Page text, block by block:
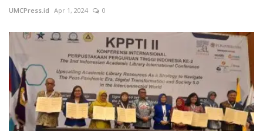
UMCPress.id Apr 1, 2024 0